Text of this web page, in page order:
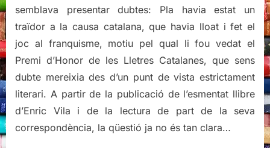
semblava presentar dubtes: Pla havia estat un
traïdor a la causa catalana, que havia lloat i fet el
joc al franquisme, motiu pel qual li fou vedat el
Premi d’Honor de les Lletres Catalanes, que sens
dubte mereixia des d’un punt de vista estrictament
literari. A partir de la publicació de l’esmentat llibre
d’Enric Vila i de la lectura de part de la seva
correspondència, la qüestió ja no és tan clara…